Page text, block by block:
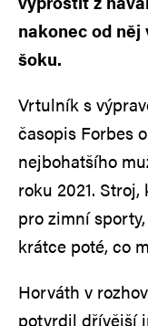
nakonec od
šoku.
Vrtulník s
časopis Forbes
nejbohatšího
roku 2021.
pro zimní
krátce poté, co
Horváth v
potvrdil dřívější